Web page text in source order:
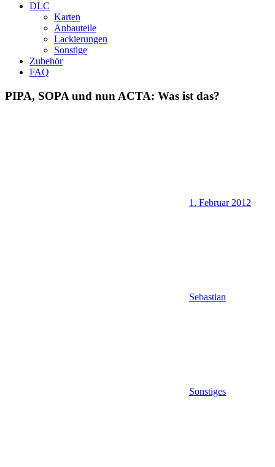
DLC
Karten
Anbauteile
Lackierungen
Sonstige
Zubehör
FAQ
PIPA, SOPA und nun ACTA: Was ist das?
1. Februar 2012
Sebastian
Sonstiges